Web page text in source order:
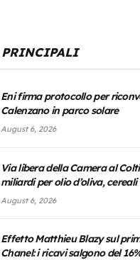
Eni firma protocollo per
Calenzano in parco solare
August 6, 2026
Via libera della Camera al
miliardi per olio d’oliva,
August 6, 2026
Effetto Matthieu Blazy sul
Chanel: i ricavi salgono del